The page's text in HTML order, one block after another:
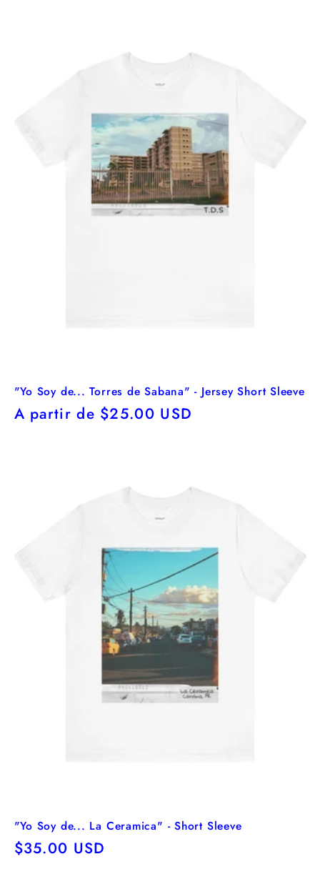
"Yo Soy de... Torres de Sabana" - Jersey Short Sleeve
Precio
A partir de $25.00 USD
"Yo Soy de... La Ceramica" - Short Sleeve
Precio
$35.00 USD